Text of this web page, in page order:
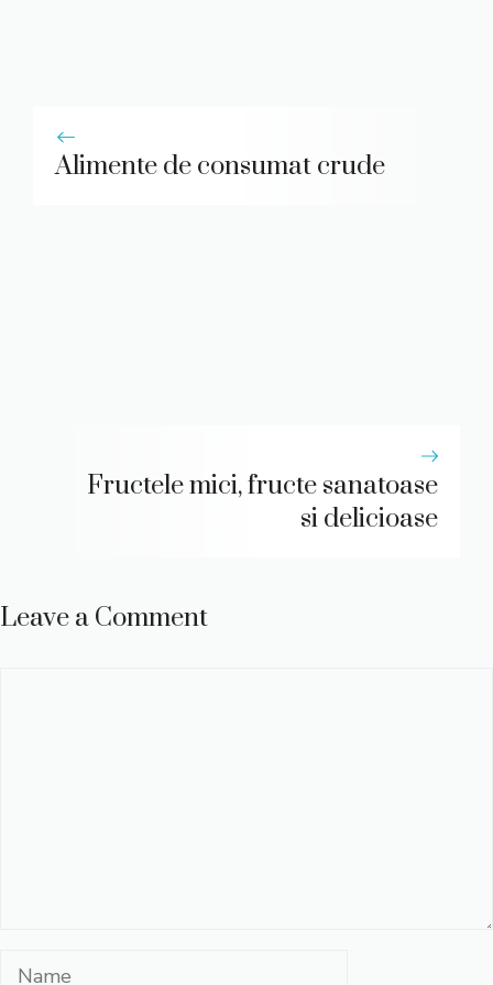
Alimente de consumat crude
Fructele mici, fructe sanatoase
si delicioase
Leave a Comment
Name